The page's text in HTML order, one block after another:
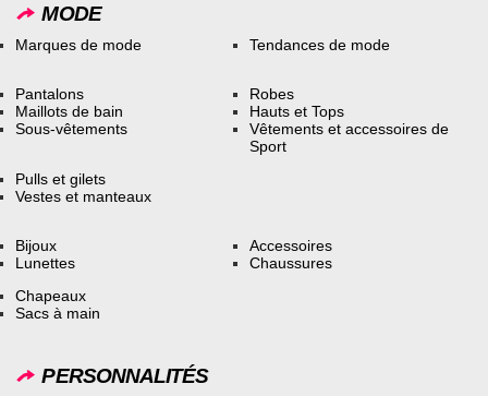
MODE
Marques de mode Tendances de mode
Pantalons
Maillots de bain
Sous-vêtements
Robes
Hauts et Tops
Vêtements et accessoires de
Sport
Pulls et gilets
Vestes et manteaux
Bijoux
Lunettes
Accessoires
Chaussures
Chapeaux
Sacs à main
PERSONNALITÉS